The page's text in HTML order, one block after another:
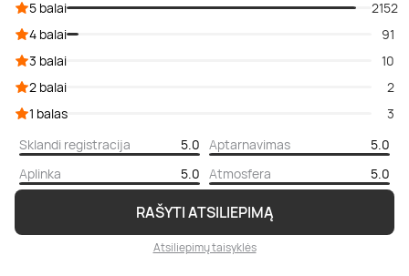
RAŠYTI ATSILIEPIMĄ
Atsiliepimų taisyklės
5 balai
2152
4 balai
91
3 balai
10
2 balai
2
1 balas
3
Sklandi registracija
5.0 Aptarnavimas
5.0
Aplinka
5.0 Atmosfera 5.0